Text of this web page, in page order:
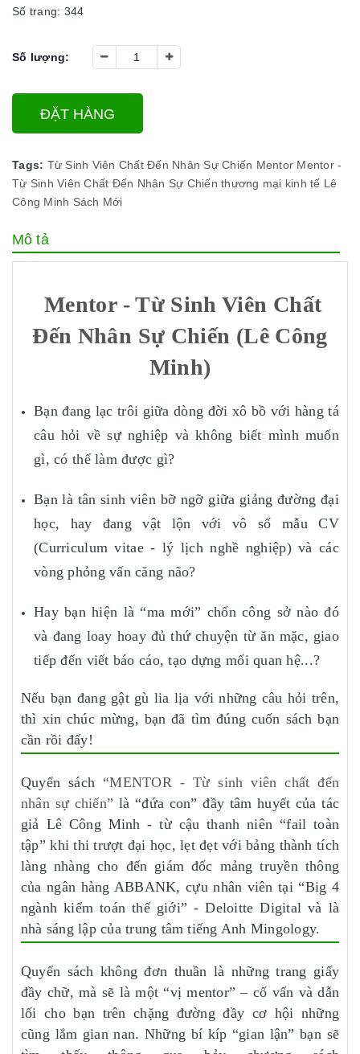
Số trang: 344
Số lượng:
ĐẶT HÀNG
Tags: Từ Sinh Viên Chất Đến Nhân Sự Chiến Mentor Mentor -
Từ Sinh Viên Chất Đến Nhân Sự Chiến thương mại kinh tế Lê
Công Minh Sách Mới
Mô tả
Mentor - Từ Sinh Viên Chất
Đến Nhân Sự Chiến (Lê Công
Minh)
Bạn đang lạc trôi giữa dòng đời xô bồ với hàng tá
câu hỏi về sự nghiệp và không biết mình muốn
gì, có thể làm được gì?
Bạn là tân sinh viên bỡ ngỡ giữa giảng đường đại
học, hay đang vật lộn với vô số mẫu CV
(Curriculum vitae - lý lịch nghề nghiệp) và các
vòng phỏng vấn căng não?
Hay bạn hiện là “ma mới” chốn công sở nào đó
và đang loay hoay đủ thứ chuyện từ ăn mặc, giao
tiếp đến viết báo cáo, tạo dựng mối quan hệ...?
Nếu bạn đang gật gù lia lịa với những câu hỏi trên,
thì xin chúc mừng, bạn đã tìm đúng cuốn sách bạn
cần rồi đấy!
Quyển sách “MENTOR - Từ sinh viên chất đến
nhân sự chiến” là “đứa con” đầy tâm huyết của tác
giả Lê Công Minh - từ cậu thanh niên “fail toàn
tập” khi thi trượt đại học, lẹt đẹt với bảng thành tích
làng nhàng cho đến giám đốc mảng truyền thông
của ngân hàng ABBANK, cựu nhân viên tại “Big 4
ngành kiểm toán thế giới” - Deloitte Digital và là
nhà sáng lập của trung tâm tiếng Anh Mingology.
Quyển sách không đơn thuần là những trang giấy
đầy chữ, mà sẽ là một “vị mentor” – cố vấn và dẫn
lối cho bạn trên chặng đường đầy cơ hội những
cũng lắm gian nan. Những bí kíp “gian lận” bạn sẽ